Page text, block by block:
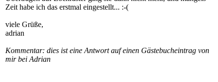
Zeit habe ich das erstmal eingestellt... :-(
viele Grüße,
adrian
Kommentar: dies ist eine Antwort auf einen Gästebucheintrag von
mir bei Adrian